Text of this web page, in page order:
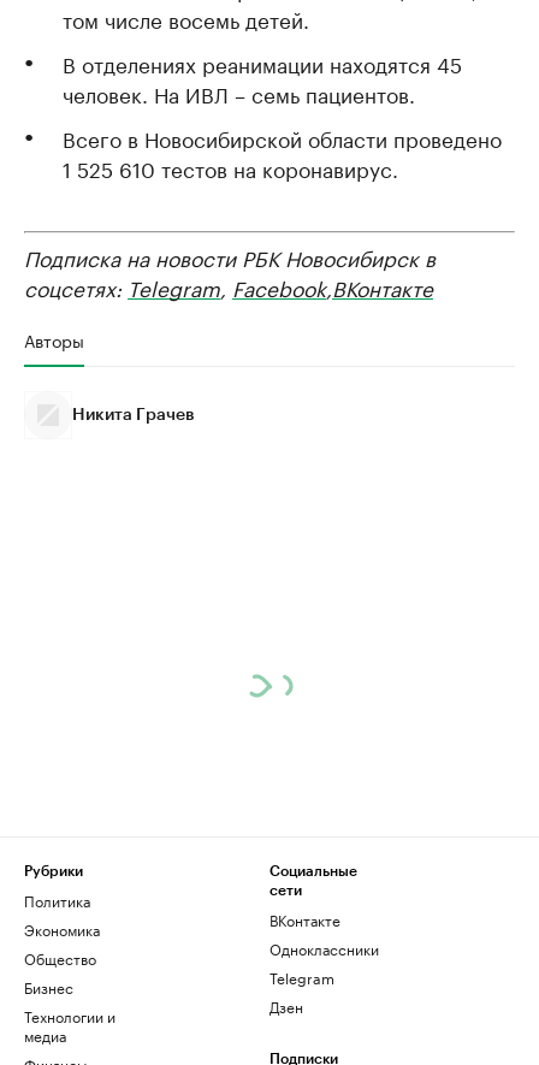
том числе восемь детей.
В отделениях реанимации находятся 45
человек. На ИВЛ – семь пациентов.
Всего в Новосибирской области проведено
1 525 610 тестов на коронавирус.
Подписка на новости РБК Новосибирск в
соцсетях: Telegram Facebook,ВКонтакте
Авторы
Никита Грачев
Рубрики
Политика
Экономика
Общество
Бизнес
Технологии и
медиа
Социальные
сети
ВКонтакте
Одноклассники
Telegram
Дзен
Подписки